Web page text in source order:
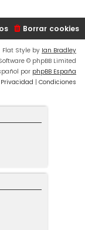
Borrar cookies
Flat Style by Ian Bradley
© phpBB Limited
por phpBB España
Privacidad | Condiciones